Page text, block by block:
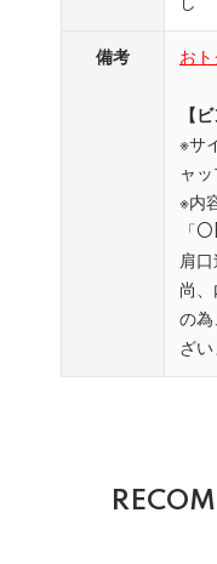
し
備考 お
【
※サ
ャ
※内
「
肩口
尚
の為
ざい